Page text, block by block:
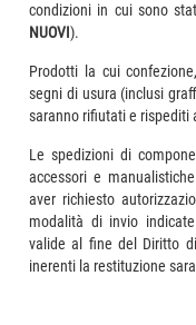
condizioni in cui sono
NUOVI).
Prodotti la cui
segni di usura (inclusi
saranno rifiutati e rispediti
Le spedizioni di
accessori e
aver richiesto
modalità di invio
valide al fine del Diritto
inerenti la restituzione